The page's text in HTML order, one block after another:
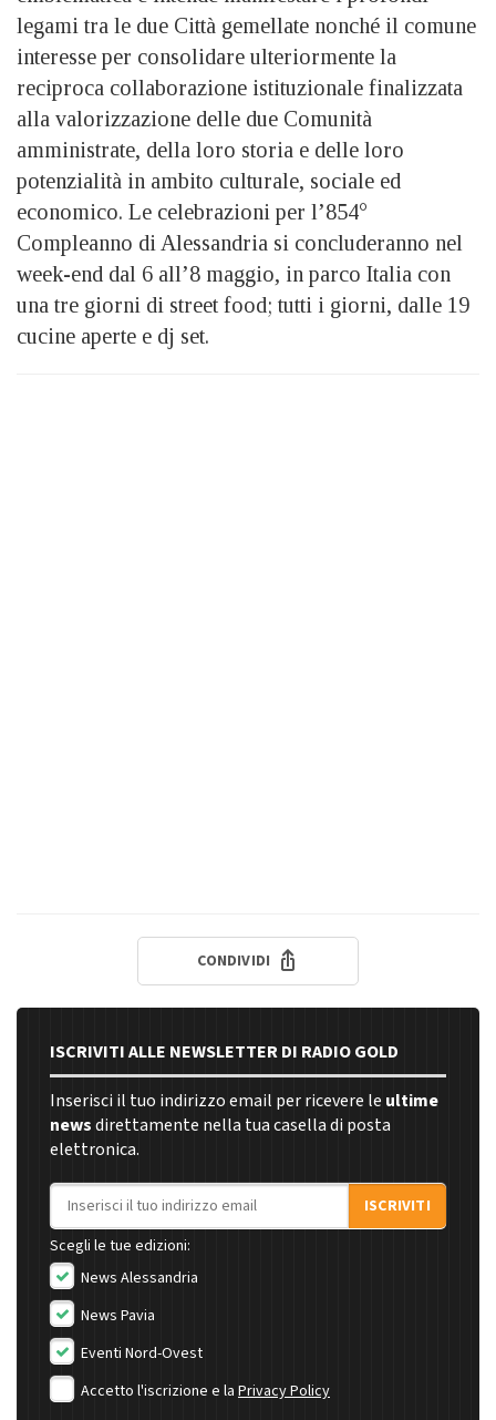
legami tra le due Città gemellate nonché il comune
interesse per consolidare ulteriormente la
reciproca collaborazione istituzionale finalizzata
alla valorizzazione delle due Comunità
amministrate, della loro storia e delle loro
potenzialità in ambito culturale, sociale ed
economico. Le celebrazioni per l’854°
Compleanno di Alessandria si concluderanno nel
week-end dal 6 all’8 maggio, in parco Italia con
una tre giorni di street food; tutti i giorni, dalle 19
cucine aperte e dj set.
CONDIVIDI
ISCRIVITI ALLE NEWSLETTER DI RADIO GOLD
Inserisci il tuo indirizzo email per ricevere le ultime
newsdirettamente nella tua casella di posta
elettronica.
Indirizzo email
ISCRIVITI
Scegli le tue edizioni:
News Alessandria
News Pavia
Eventi Nord-Ovest
Accetto l'iscrizione e la Privacy Policy